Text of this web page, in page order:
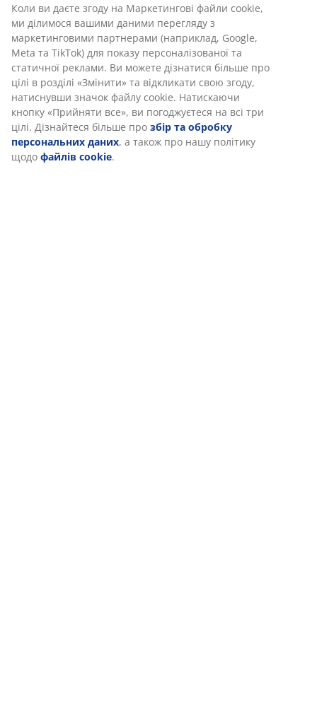
Коли ви даєте згоду на Маркетингові файли cookie,
ми ділимося вашими даними перегляду з
маркетинговими партнерами (наприклад, Google,
Meta та TikTok) для показу персоналізованої та
статичної реклами. Ви можете дізнатися більше про
цілі в розділі «Змінити» та відкликати свою згоду,
натиснувши значок файлу cookie. Натискаючи
кнопку «Прийняти все», ви погоджуєтеся на всі три
цілі. Дізнайтеся більше про збір та обробку
персональних даних, а також про нашу політику
щодо файлів cookie.